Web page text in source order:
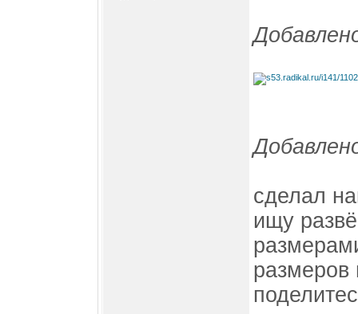
сделал
ищу
размеров